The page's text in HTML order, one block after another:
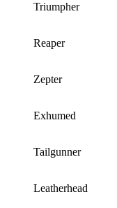
Triumpher
Reaper
Zepter
Exhumed
Tailgunner
Leatherhead